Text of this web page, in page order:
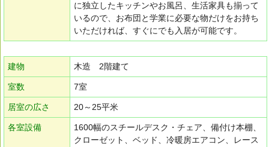
に独立したキッチンやお風呂、生活家具も揃って
いるので、お布団と学業に必要な物だけをお持ち
いただければ、すぐにでも入居が可能です。
建物 木造 2階建て
室数 7室
居室の広さ 20～25平米
各室設備
1600幅のスチールデスク・チェア、備付け本棚、
クローゼット、ベッド、冷暖房エアコン、レース